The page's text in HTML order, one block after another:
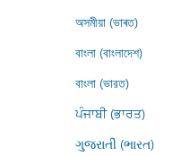
অসমীয়া (ভাৰত)
বাংলা (বাংলাদেশ)
বাংলা (ভারত)
ਪੰਜਾਬੀ (ਭਾਰਤ)
ગુજરાતી (ભારત)